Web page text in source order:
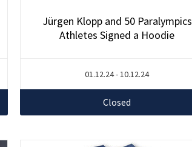
Jürgen Klopp and 50 Paralympics
Athletes Signed a Hoodie
01.12.24 - 10.12.24
Closed